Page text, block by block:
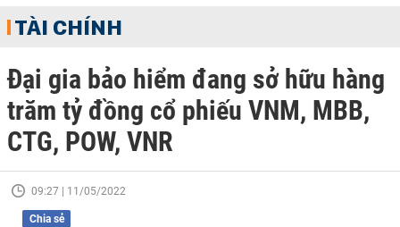
TÀI CHÍNH
Đại gia bảo hiểm đang sở hữu hàng
trăm tỷ đồng cổ phiếu VNM, MBB,
CTG, POW, VNR
09:27 | 11/05/2022
Chia sẻ